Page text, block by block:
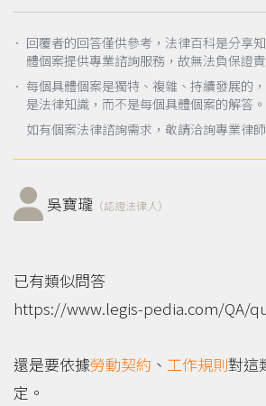
． 回覆者的回答僅供參考，法律百科是分享
體個案提供專業諮詢服務，故無法負保證責
． 每個具體個案是獨特、複雜、持續發展的
是法律知識，而不是每個具體個案的解答。
如有個案法律諮詢需求，敬請洽詢專業律師
吳寶瓏 （認證法律人）
已有類似問答
https://www.legis-pedia.com/QA/
還是要依據勞動契約 、 工作規則對這
定。